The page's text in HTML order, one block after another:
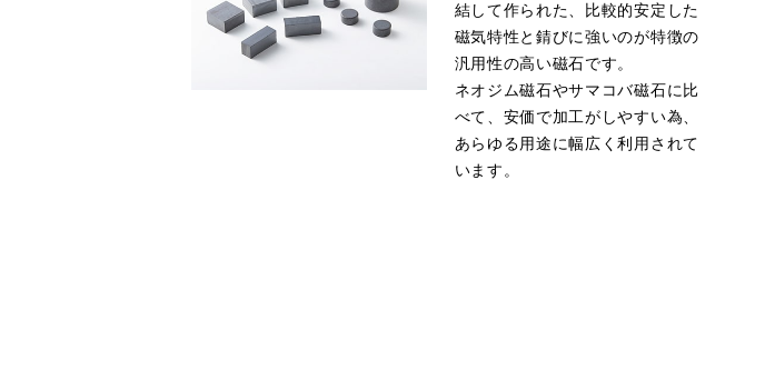
結して作られた、比較的安定した
磁気特性と錆びに強いのが特徴の
汎用性の高い磁石です。
ネオジム磁石やサマコバ磁石に比
べて、安価で加工がしやすい為、
あらゆる用途に幅広く利用されて
います。